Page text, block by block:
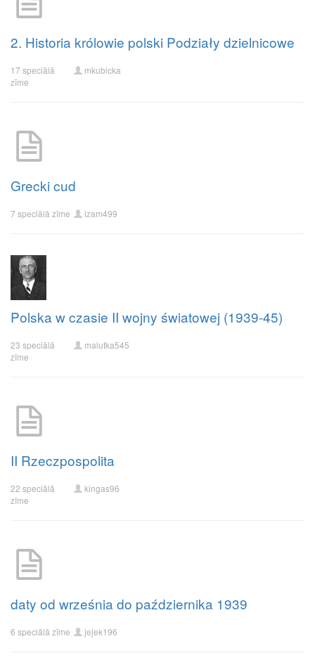
2. Historia królowie polski Podziały dzielnicowe
17 speciālā
zīme
mkubicka
Grecki cud
7 speciālā zīme izam499
Polska w czasie II wojny światowej (1939-45)
23 speciālā
zīme
malutka545
II Rzeczpospolita
22 speciālā
zīme
kingas96
daty od września do października 1939
6 speciālā zīme jejek196